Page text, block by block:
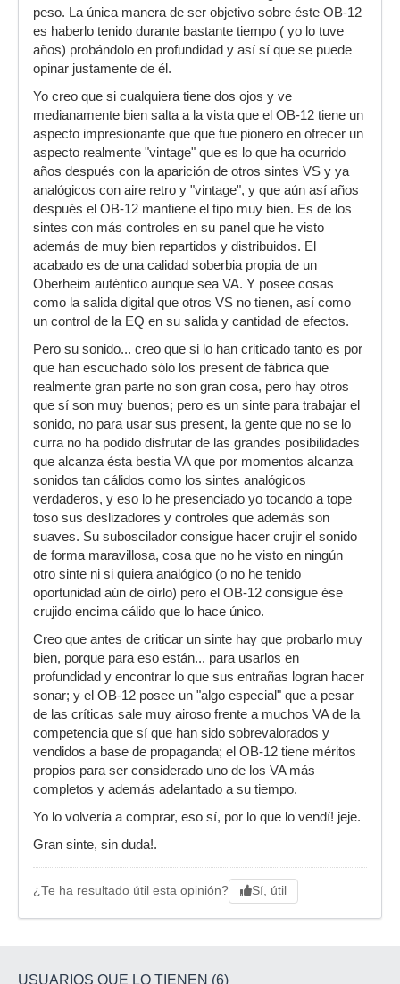
peso. La única manera de ser objetivo sobre éste OB-12
es haberlo tenido durante bastante tiempo ( yo lo tuve
años) probándolo en profundidad y así sí que se puede
opinar justamente de él.
Yo creo que si cualquiera tiene dos ojos y ve
medianamente bien salta a la vista que el OB-12 tiene un
aspecto impresionante que que fue pionero en ofrecer un
aspecto realmente "vintage" que es lo que ha ocurrido
años después con la aparición de otros sintes VS y ya
analógicos con aire retro y "vintage", y que aún así años
después el OB-12 mantiene el tipo muy bien. Es de los
sintes con más controles en su panel que he visto
además de muy bien repartidos y distribuidos. El
acabado es de una calidad soberbia propia de un
Oberheim auténtico aunque sea VA. Y posee cosas
como la salida digital que otros VS no tienen, así como
un control de la EQ en su salida y cantidad de efectos.
Pero su sonido... creo que si lo han criticado tanto es por
que han escuchado sólo los present de fábrica que
realmente gran parte no son gran cosa, pero hay otros
que sí son muy buenos; pero es un sinte para trabajar el
sonido, no para usar sus present, la gente que no se lo
curra no ha podido disfrutar de las grandes posibilidades
que alcanza ésta bestia VA que por momentos alcanza
sonidos tan cálidos como los sintes analógicos
verdaderos, y eso lo he presenciado yo tocando a tope
toso sus deslizadores y controles que además son
suaves. Su suboscilador consigue hacer crujir el sonido
de forma maravillosa, cosa que no he visto en ningún
otro sinte ni si quiera analógico (o no he tenido
oportunidad aún de oírlo) pero el OB-12 consigue ése
crujido encima cálido que lo hace único.
Creo que antes de criticar un sinte hay que probarlo muy
bien, porque para eso están... para usarlos en
profundidad y encontrar lo que sus entrañas logran hacer
sonar; y el OB-12 posee un "algo especial" que a pesar
de las críticas sale muy airoso frente a muchos VA de la
competencia que sí que han sido sobrevalorados y
vendidos a base de propaganda; el OB-12 tiene méritos
propios para ser considerado uno de los VA más
completos y además adelantado a su tiempo.
Yo lo volvería a comprar, eso sí, por lo que lo vendí! jeje.
Gran sinte, sin duda!.
¿Te ha resultado útil esta opinión? Sí, útil
USUARIOS QUE LO TIENEN (6)